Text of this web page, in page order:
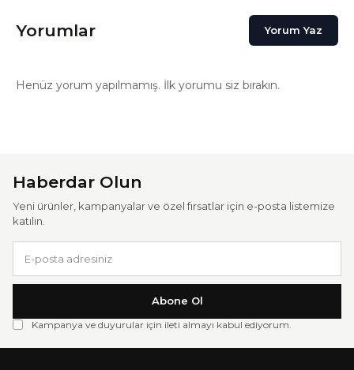
Yorumlar Yorum Yaz
Henüz yorum yapılmamış. İlk yorumu siz bırakın.
Haberdar Olun
Yeni ürünler, kampanyalar ve özel fırsatlar için e-posta listemize
katılın.
Abone Ol
Kampanya ve duyurular için ileti almayı kabul ediyorum.